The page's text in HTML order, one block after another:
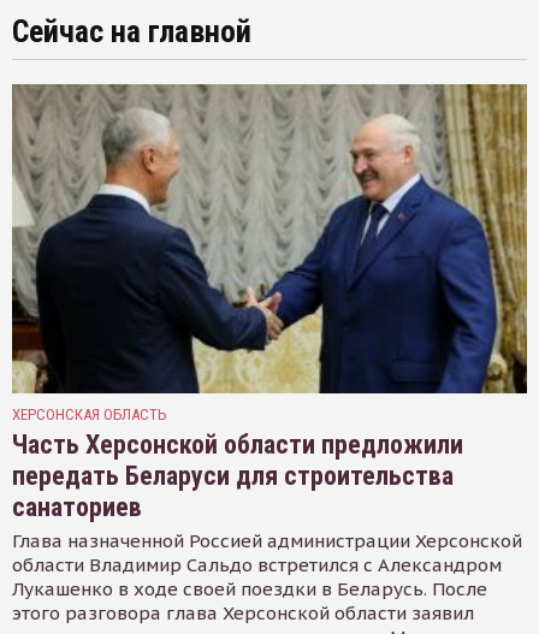
Сейчас на главной
ХЕРСОНСКАЯ ОБЛАСТЬ
Часть Херсонской области предложили
передать Беларуси для строительства
санаториев
Глава назначенной Россией администрации Херсонской
области Владимир Сальдо встретился с Александром
Лукашенко в ходе своей поездки в Беларусь. После
этого разговора глава Херсонской области заявил